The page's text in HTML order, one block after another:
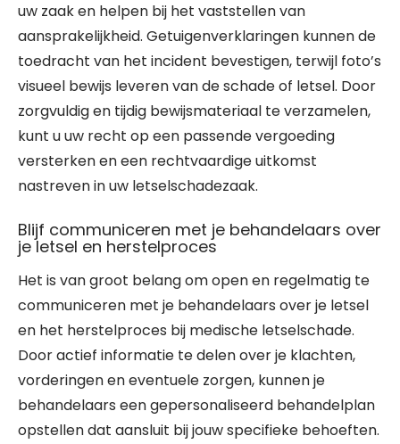
uw zaak en helpen bij het vaststellen van
aansprakelijkheid. Getuigenverklaringen kunnen de
toedracht van het incident bevestigen, terwijl foto’s
visueel bewijs leveren van de schade of letsel. Door
zorgvuldig en tijdig bewijsmateriaal te verzamelen,
kunt u uw recht op een passende vergoeding
versterken en een rechtvaardige uitkomst
nastreven in uw letselschadezaak.
Blijf communiceren met je behandelaars over
je letsel en herstelproces
Het is van groot belang om open en regelmatig te
communiceren met je behandelaars over je letsel
en het herstelproces bij medische letselschade.
Door actief informatie te delen over je klachten,
vorderingen en eventuele zorgen, kunnen je
behandelaars een gepersonaliseerd behandelplan
opstellen dat aansluit bij jouw specifieke behoeften.